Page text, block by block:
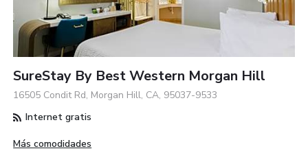
SureStay By Best Western Morgan Hill
16505 Condit Rd, Morgan Hill, CA, 95037-9533
Internet gratis
Más comodidades